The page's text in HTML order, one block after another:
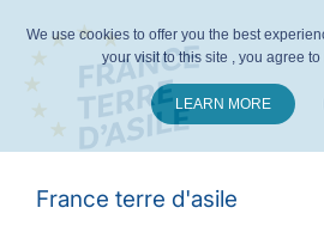
France terre d'asile
We use cookies to offer you the best
your visit to this site , you agree
LEARN MORE